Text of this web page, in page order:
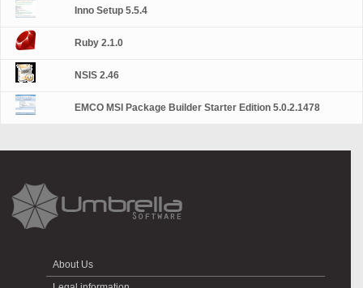
Inno Setup 5.5.4
Ruby 2.1.0
NSIS 2.46
EMCO MSI Package Builder Starter Edition 5.0.2.1478
About Us